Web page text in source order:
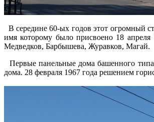
В середине 60-ых годов этот огромный
имя которому было присвоено 18
Медведков, Барбышева, Журавков, Магай.
Первые панельные дома башенного
дома. 28 февраля 1967 года решением